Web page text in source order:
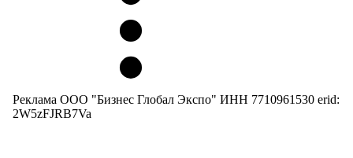
Реклама ООО "Бизнес Глобал Экспо" ИНН 7710961530 erid:
2W5zFJRB7Va